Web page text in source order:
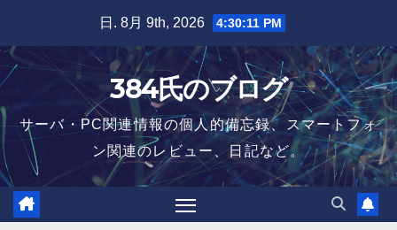
content
日. 8月 9th, 2026 4:30:12 PM
384氏のブログ
サーバ・PC関連情報の個人的備忘録、スマートフォ
ン関連のレビュー、日記など。